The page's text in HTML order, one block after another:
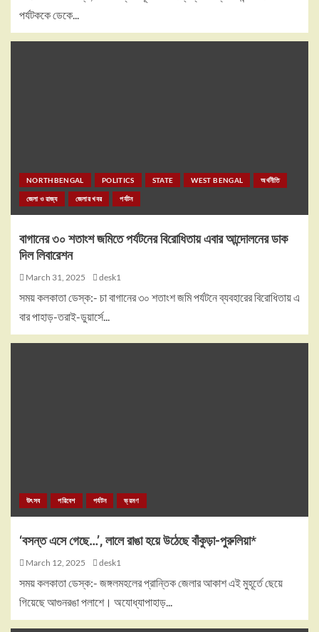
পর্যটককে ডেকে...
NORTHBENGAL POLITICS STATE WEST BENGAL অর্থনীতি
জেলা ও রাজ্য জেলার খবর পর্যটন
বাগানের ৩০ শতাংশ জমিতে পর্যটনের বিরোধিতায় এবার আন্দোলনের ডাক
দিল লিবারেশন
March 31, 2025 desk1
সময় কলকাতা ডেস্ক:- চা বাগানের ৩০ শতাংশ জমি পর্যটনে ব্যবহারের বিরোধিতায় এ
বার পাহাড়-তরাই-ডুয়ার্সে...
উৎসব পরিবেশ পর্যটন ভ্রমণ
‘বসন্ত এসে গেছে…’, লালে রাঙা হয়ে উঠেছে বাঁকুড়া-পুরুলিয়া*
March 12, 2025 desk1
সময় কলকাতা ডেস্ক:- জঙ্গলমহলের প্রান্তিক জেলার আকাশ এই মুহূর্তে ছেয়ে
গিয়েছে আগুনরঙা পলাশে। অযোধ্যাপাহাড়...